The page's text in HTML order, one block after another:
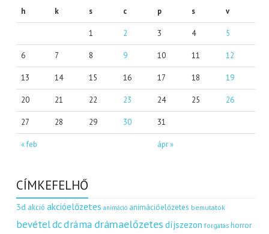
h
k s c p s v
« feb ápr »
1 2 3 4 5
6 7 8 9 10 11 12
13 14 15 16 17 18 19
20 21 22 23 24 25 26
27 28 29 30 31
CÍMKEFELHŐ
3d akció akcióelőzetes animáció animációelőzetes bemutatók
bevételdcdráma drámaelőzetes díjszezon forgatás horror